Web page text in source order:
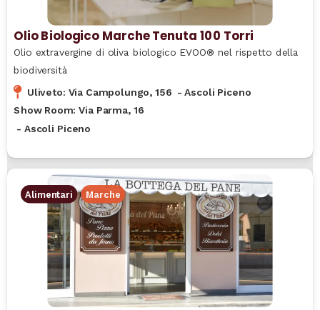
Olio Biologico Marche Tenuta 100 Torri
Olio extravergine di oliva biologico EVOO® nel rispetto della
biodiversità
Uliveto: Via Campolungo, 156
Show Room: Via Parma, 16
-Ascoli Piceno
- Ascoli Piceno
Alimentari Marche